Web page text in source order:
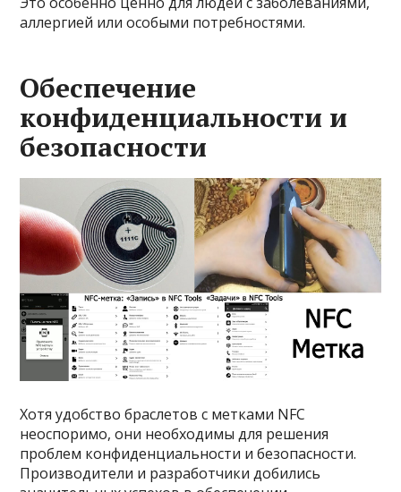
аллергией или особыми потребностями.
Обеспечение
конфиденциальности и
безопасности
Хотя удобство браслетов с метками NFC
неоспоримо, они необходимы для решения
проблем конфиденциальности и безопасности.
Производители и разработчики добились